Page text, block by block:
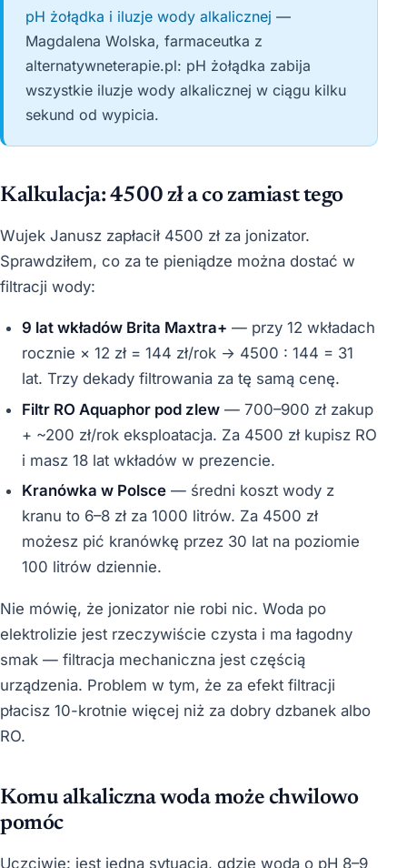
pH żołądka i iluzje wody alkalicznej —
Magdalena Wolska, farmaceutka z
alternatywneterapie.pl: pH żołądka zabija
wszystkie iluzje wody alkalicznej w ciągu kilku
sekund od wypicia.
Kalkulacja: 4500 zł a co zamiast tego
Wujek Janusz zapłacił 4500 zł za jonizator.
Sprawdziłem, co za te pieniądze można dostać w
filtracji wody:
9 lat wkładów Brita Maxtra+ — przy 12 wkładach
rocznie × 12 zł = 144 zł/rok → 4500 : 144 = 31
lat. Trzy dekady filtrowania za tę samą cenę.
Filtr RO Aquaphor pod zlew — 700–900 zł zakup
+ ~200 zł/rok eksploatacja. Za 4500 zł kupisz RO
i masz 18 lat wkładów w prezencie.
Kranówka w Polsce — średni koszt wody z
kranu to 6–8 zł za 1000 litrów. Za 4500 zł
możesz pić kranówkę przez 30 lat na poziomie
100 litrów dziennie.
Nie mówię, że jonizator nie robi nic. Woda po
elektrolizie jest rzeczywiście czysta i ma łagodny
smak — filtracja mechaniczna jest częścią
urządzenia. Problem w tym, że za efekt filtracji
płacisz 10-krotnie więcej niż za dobry dzbanek albo
RO.
Komu alkaliczna woda może chwilowo
pomóc
Uczciwie: jest jedna sytuacja, gdzie woda o pH 8–9